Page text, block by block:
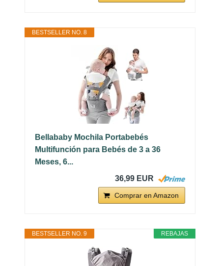
BESTSELLER NO. 8
Bellababy Mochila Portabebés
Multifunción para Bebés de 3 a 36
Meses, 6...
36,99 EUR
Comprar en Amazon
REBAJAS
BESTSELLER NO. 9